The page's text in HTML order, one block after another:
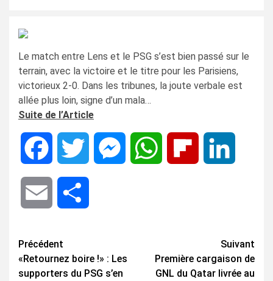
Le match entre Lens et le PSG s’est bien passé sur le
terrain, avec la victoire et le titre pour les Parisiens,
victorieux 2-0. Dans les tribunes, la joute verbale est
allée plus loin, signe d’un mala…
Suite de l’Article
Facebook Twitter MessengerWhatsApp Flipboard
Email
Navigation
d’article
Précédent
«Retournez boire !» : Les
supporters du PSG s’en
Suivant
Première cargaison de
GNL du Qatar livrée au